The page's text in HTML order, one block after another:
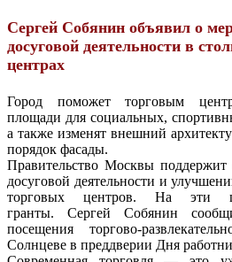
Сергей Собянин объявил о
досуговой деятельности в
центрах
Город поможет торговым
площади для социальных,
а также изменят внешний
порядок фасады.
Правительство Москвы
досуговой деятельности и
торговых центров. На эти
гранты. Сергей Собянин
посещения торгово-
Солнцеве в преддверии Дня